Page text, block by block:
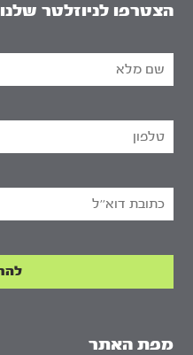
מפת האתר
הצטרפו לניוזלטר שלנו